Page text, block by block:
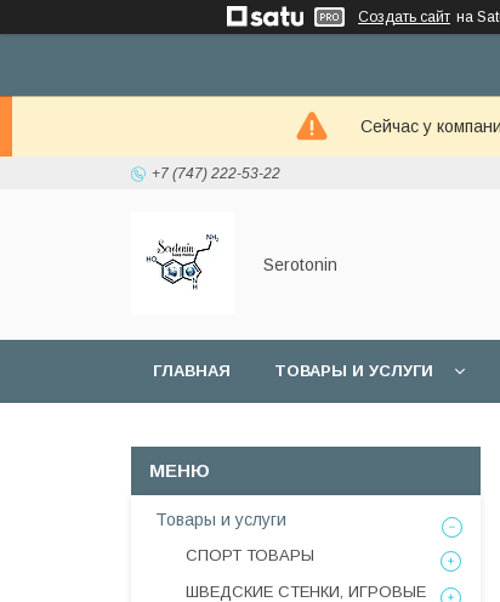
Создать сайт на
Сейчас у
+7 (747) 222-53-22
Serotonin
ГЛАВНАЯ ТОВАРЫ И УСЛУГИ
Товары и услуги
СПОРТ ТОВАРЫ
ШВЕДСКИЕ СТЕНКИ, ИГРОВЫЕ